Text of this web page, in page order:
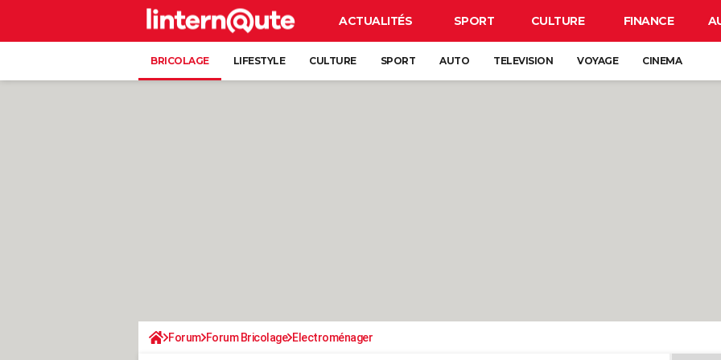
ACTUALITÉS SPORT CULTURE FINANCE
BRICOLAGE LIFESTYLE CULTURE SPORT AUTO TELEVISION VOYAGE CINEMA
Forum Forum Bricolage Electroménager